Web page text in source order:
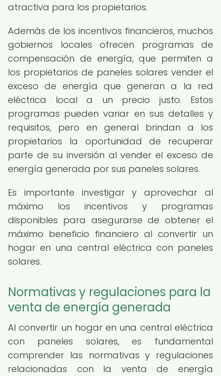
atractiva para los propietarios.
Además de los incentivos financieros, muchos
gobiernos locales ofrecen programas de
compensación de energía, que permiten a
los propietarios de paneles solares vender el
exceso de energía que generan a la red
eléctrica local a un precio justo. Estos
programas pueden variar en sus detalles y
requisitos, pero en general brindan a los
propietarios la oportunidad de recuperar
parte de su inversión al vender el exceso de
energía generada por sus paneles solares.
Es importante investigar y aprovechar al
máximo los incentivos y programas
disponibles para asegurarse de obtener el
máximo beneficio financiero al convertir un
hogar en una central eléctrica con paneles
solares.
Normativas y regulaciones para la
venta de energía generada
Al convertir un hogar en una central eléctrica
con paneles solares, es fundamental
comprender las normativas y regulaciones
relacionadas con la venta de energía